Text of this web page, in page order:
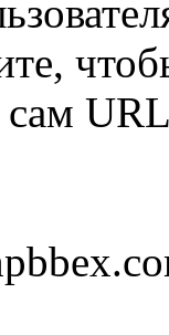
сам